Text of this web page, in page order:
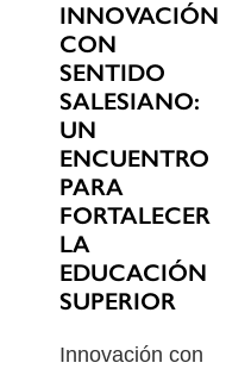
INNOVACIÓN
CON
SENTIDO
SALESIANO:
UN
ENCUENTRO
PARA
FORTALECER
LA
EDUCACIÓN
SUPERIOR
Innovación con